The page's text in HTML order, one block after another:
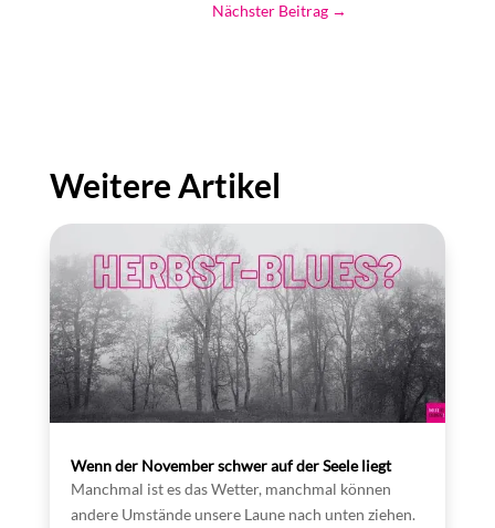
Nächster Beitrag→
Weitere Artikel
Wenn der November schwer auf der Seele liegt
Manchmal ist es das Wetter, manchmal können
andere Umstände unsere Laune nach unten ziehen.